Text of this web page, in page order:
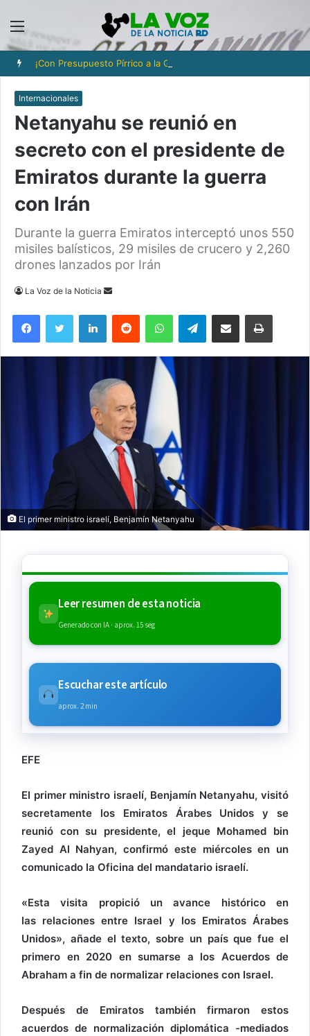
Menú
Internacionales
Netanyahu se reunió en
secreto con el presidente de
Emiratos durante la guerra
con Irán
Durante la guerra Emiratos interceptó unos 550
misiles balísticos, 29 misiles de crucero y 2,260
drones lanzados por Irán
La Voz de la Noticia
Send
email
FacebookTwitter LinkedInReddit WhatsAppTelegramCompartir via Email Imprimi
El primer ministro israelí, Benjamín Netanyahu
Leer resumen de esta noticia
Generado con IA · aprox. 15 seg
Escuchar este artículo
aprox. 2 min
EFE
El primer ministro israelí, Benjamín Netanyahu, visitó
secretamente los Emiratos Árabes Unidos y se
reunió con su presidente, el jeque Mohamed bin
Zayed Al Nahyan, confirmó este miércoles en un
comunicado la Oficina del mandatario israelí.
«Esta visita propició un avance histórico en
las relaciones entre Israel y los Emiratos Árabes
Unidos», añade el texto, sobre un país que fue el
primero en 2020 en sumarse a los Acuerdos de
Abraham a fin de normalizar relaciones con Israel.
Después de Emiratos también firmaron estos
acuerdos de normalización diplomática -mediados